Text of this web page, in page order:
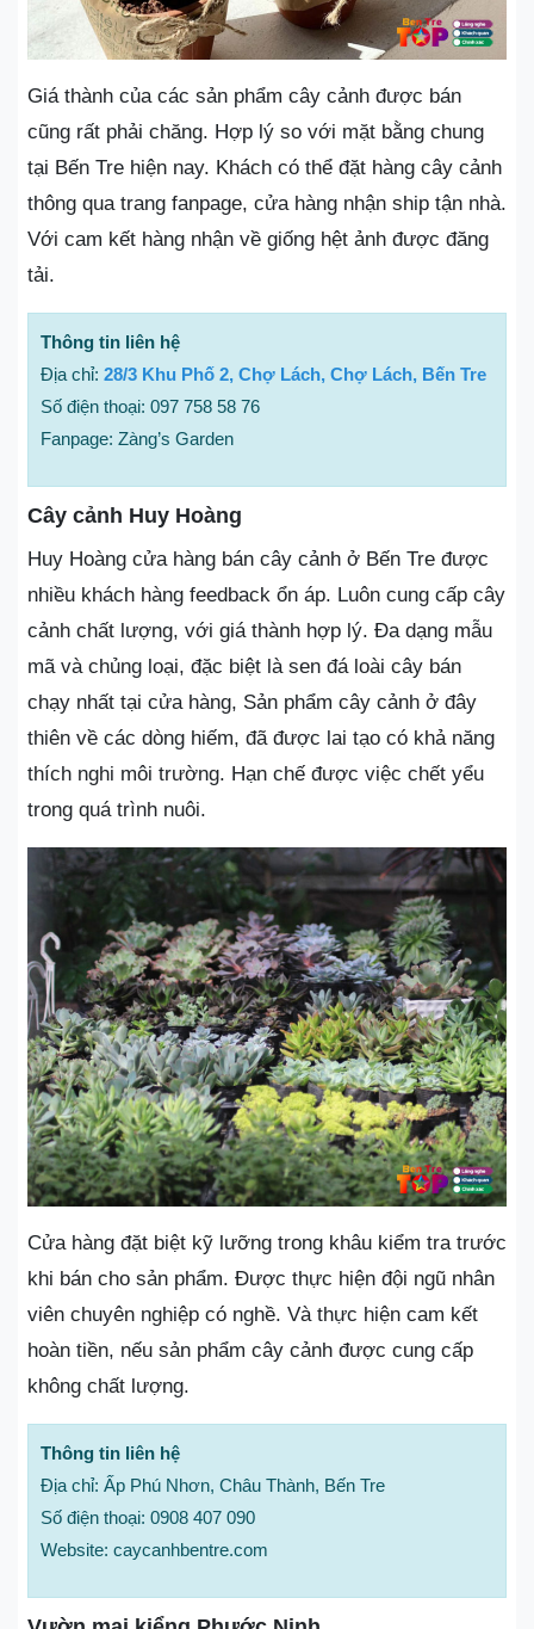
Giá thành của các sản phẩm cây cảnh được bán
cũng rất phải chăng. Hợp lý so với mặt bằng chung
tại Bến Tre hiện nay. Khách có thể đặt hàng cây cảnh
thông qua trang fanpage, cửa hàng nhận ship tận nhà.
Với cam kết hàng nhận về giống hệt ảnh được đăng
tải.
Thông tin liên hệ
Địa chỉ: 28/3 Khu Phố 2, Chợ Lách, Chợ Lách, Bến Tre
Số điện thoại: 097 758 58 76
Fanpage: Zàng’s Garden
Cây cảnh Huy Hoàng
Huy Hoàng cửa hàng bán cây cảnh ở Bến Tre được
nhiều khách hàng feedback ổn áp. Luôn cung cấp cây
cảnh chất lượng, với giá thành hợp lý. Đa dạng mẫu
mã và chủng loại, đặc biệt là sen đá loài cây bán
chạy nhất tại cửa hàng, Sản phẩm cây cảnh ở đây
thiên về các dòng hiếm, đã được lai tạo có khả năng
thích nghi môi trường. Hạn chế được việc chết yểu
trong quá trình nuôi.
Cửa hàng đặt biệt kỹ lưỡng trong khâu kiểm tra trước
khi bán cho sản phẩm. Được thực hiện đội ngũ nhân
viên chuyên nghiệp có nghề. Và thực hiện cam kết
hoàn tiền, nếu sản phẩm cây cảnh được cung cấp
không chất lượng.
Thông tin liên hệ
Địa chỉ: Ấp Phú Nhơn, Châu Thành, Bến Tre
Số điện thoại: 0908 407 090
Website: caycanhbentre.com